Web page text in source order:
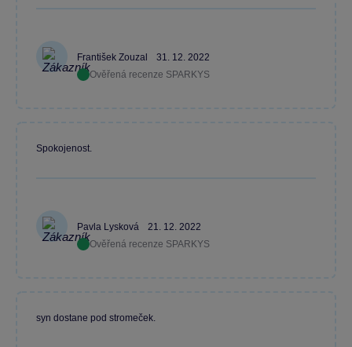
František Zouzal
31. 12. 2022
Ověřená recenze SPARKYS
Pavla Lysková
21. 12. 2022
Ověřená recenze SPARKYS
Spokojenost.
syn dostane pod stromeček.